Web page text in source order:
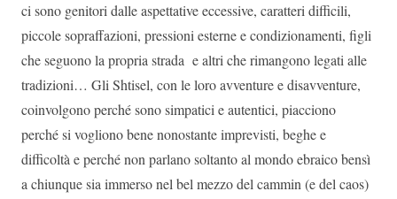
ci sono genitori dalle aspettative eccessive, caratteri difficili,
piccole sopraffazioni, pressioni esterne e condizionamenti, figli
che seguono la propria strada e altri che rimangono legati alle
tradizioni… Gli Shtisel, con le loro avventure e disavventure,
coinvolgono perché sono simpatici e autentici, piacciono
perché si vogliono bene nonostante imprevisti, beghe e
difficoltà e perché non parlano soltanto al mondo ebraico bensì
a chiunque sia immerso nel bel mezzo del cammin (e del caos)